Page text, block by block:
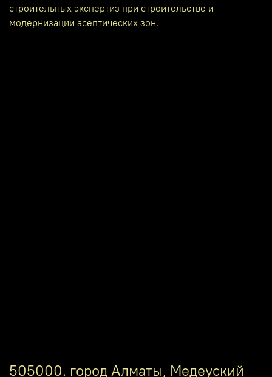
строительных экспертиз при строительстве и
модернизации асептических зон.
505000. город Алматы, Медеуский